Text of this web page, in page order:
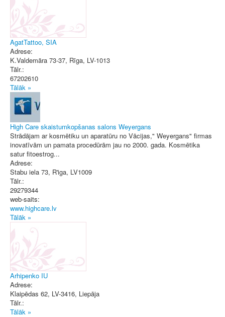
AgatTattoo, SIA
Adrese:
K.Valdemāra 73-37, Rīga, LV-1013
Tālr.:
67202610
Tālāk »
High Care skaistumkopšanas salons Weyergans
Strādājam ar kosmētiku un aparatūru no Vācijas," Weyergans" firmas
inovatīvām un pamata procedūrām jau no 2000. gada. Kosmētika
satur fitoestrog...
Adrese:
Stabu iela 73, R'iga, LV1009
Tālr.:
29279344
web-saits:
www.highcare.lv
Tālāk »
Arhipenko IU
Adrese:
Klaipēdas 62, LV-3416, Liepāja
Tālr.:
Tālāk »